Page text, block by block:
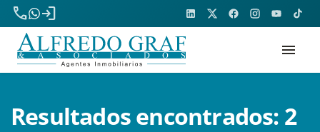
phone
login
menu
Resultados encontrados: 2